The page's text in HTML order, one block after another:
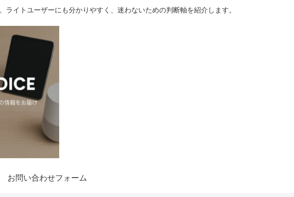
イトユーザーにも分かりやすく、迷わないための判断軸を紹介します。
お問い合わせフォーム